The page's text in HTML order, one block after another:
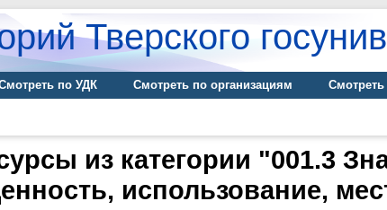
Тверского
по УДК Смотреть по организациям
из категории "001.3
использование,